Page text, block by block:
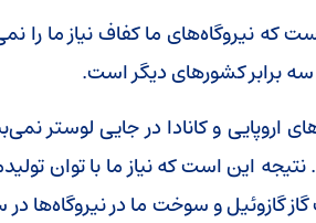
که نیروگاه‌های ما کفاف نیاز ما را
برابر کشورهای دیگر است.
اروپایی و کانادا در جایی لوستر
نتیجه این است که نیاز ما با توان